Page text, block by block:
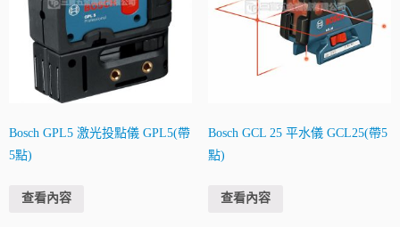
Bosch GPL5 激光投點儀 GPL5(帶
5點)
查看內容
Bosch GCL 25 平水儀 GCL25(帶5
點)
查看內容